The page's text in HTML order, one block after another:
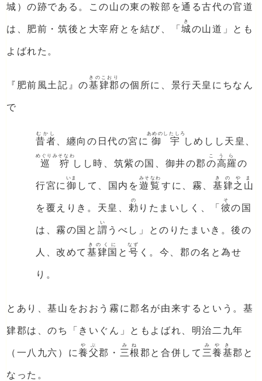
城）の跡である。この山の東の鞍部を通る古代の官道
は、肥前・筑後と大宰府とを結び、「城
き
の山道」とも
よばれた。
『肥前風土記』の基肄郡
きのこおり
の個所に、景行天皇にちなん
で
昔者
むかし
、纏向の日代の宮に 御宇
あめのしたしろ
しめしし天皇、
巡狩
めぐりみそなわ
しし時、筑紫の国、御井の郡の高羅
こうら
の
行宮に 御
いま
して、国内を 遊覧
みそなわ
すに、霧、 基肄之山
きのやま
を覆えりき。天皇、 勅
の
りたまいしく、「 彼
そ
の国
は、霧の国と 謂
い
うべし」とのりたまいき。後の
人、改めて 基肄国
きのくに
と 号
なず
く。今、郡の名と為せ
り。
とあり、基山をおおう霧に郡名が由来するという。基
肄郡は、のち「きいぐん」ともよばれ、明治二九年
（一八九六）に養父
やぶ
郡・ 三根
みね
郡と合併して 三養基
みやき
郡と
なった。